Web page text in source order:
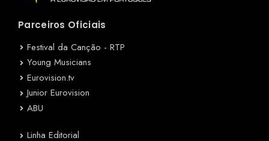
Parceiros Oficiais
Festival da Canção - RTP
Young Musicians
Eurovision.tv
Junior Eurovision
ABU
Linha Editorial